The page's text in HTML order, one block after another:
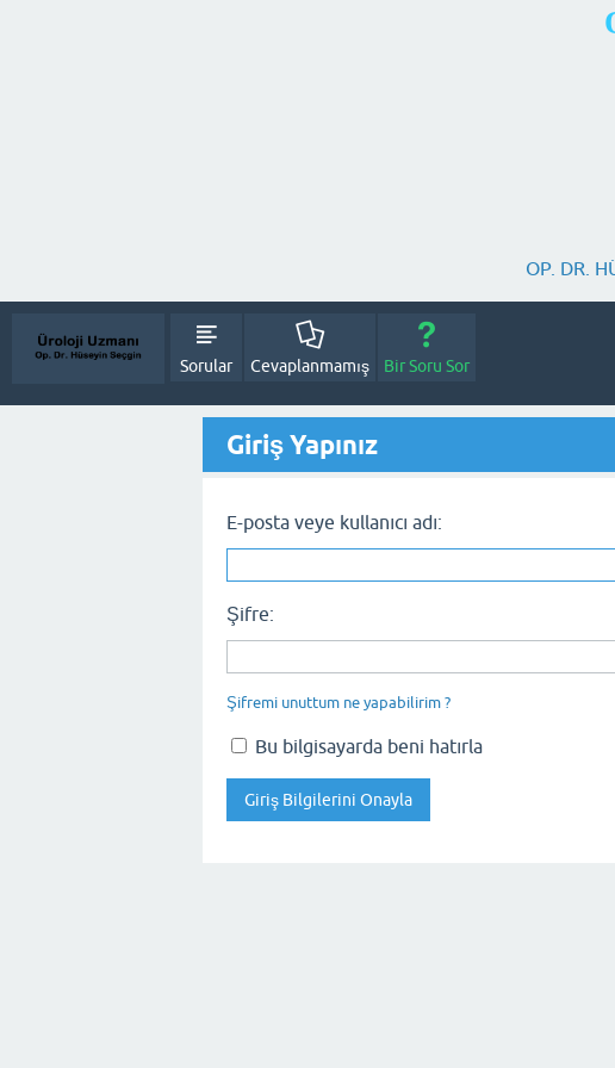
OP. DR.
Sorular Cevaplanmamış Bir Soru Sor
Giriş Yapınız
E-posta veye kullanıcı adı:
Şifre:
Şifremi unuttum ne yapabilirim ?
Bu bilgisayarda beni hatırla